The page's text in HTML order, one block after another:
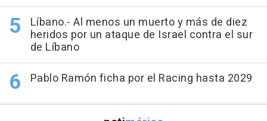
Líbano.- Al menos un muerto y más de diez
heridos por un ataque de Israel contra el sur
de Líbano
Pablo Ramón ficha por el Racing hasta 2029